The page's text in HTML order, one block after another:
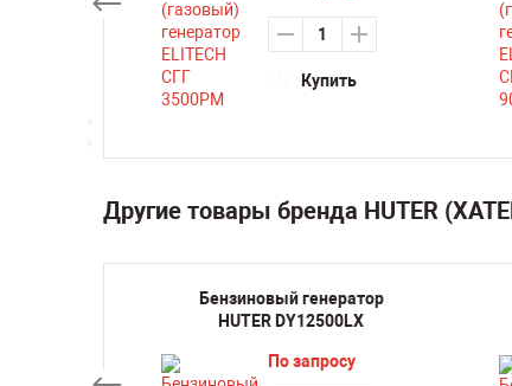
Купить
Другие товары бренда HUTER
Бензиновый генератор
HUTER DY12500LX
По запросу